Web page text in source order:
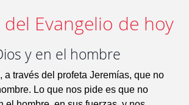
del Evangelio de hoy
y en el hombre
a través del profeta Jeremías, que no
Lo que nos pide es que no